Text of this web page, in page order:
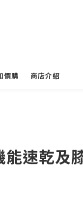
價購 商店介紹
速乾及